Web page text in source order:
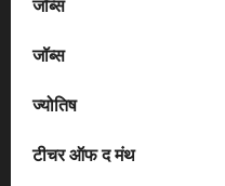
जॉब्स
ज्योतिष
टीचर ऑफ द मंथ